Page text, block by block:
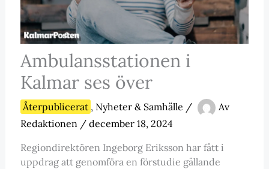
Ambulansstationen i
Kalmar ses över
Återpublicerat , Nyheter & Samhälle /
Av
Redaktionen / december 18, 2024
Regiondirektören Ingeborg Eriksson har fått i
uppdrag att genomföra en förstudie gällande